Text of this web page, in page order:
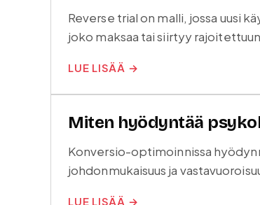
Reverse trial on malli, jossa uusi
joko maksaa tai siirtyy
LUE LISÄÄ →
Miten hyödyntää
Konversio-optimoinnissa
johdonmukaisuus ja
LUE LISÄÄ →